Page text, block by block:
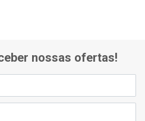
nossas ofertas!